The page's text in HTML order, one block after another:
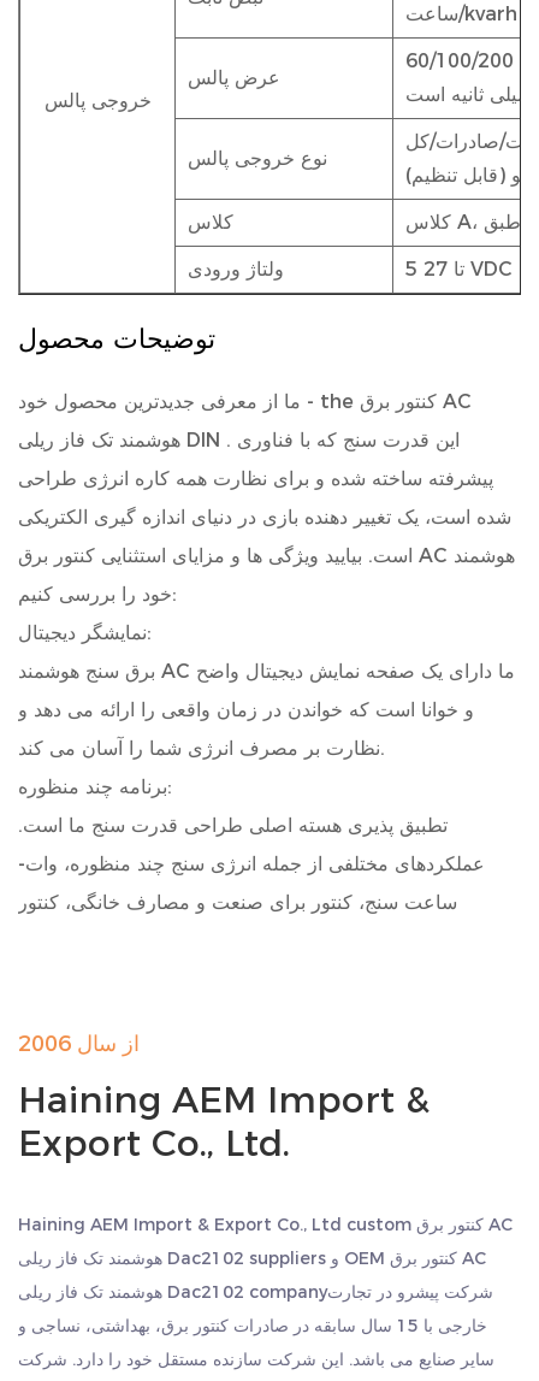
خروجی پالس
عرض پالس
60/100/200 میلی ثانیه (قابل تنظیم)، پیش فرض 100
میلی ثانیه است
نوع خروجی پالس
صادرات/کل
(قابل تنظیم)
کلاس
ولتاژ ورودی 5 تا 27 VDC
توضیحات محصول
ما از معرفی جدیدترین محصول خود - the کنتور برق AC
هوشمند تک فاز ریلی DIN . این قدرت سنج که با فناوری
پیشرفته ساخته شده و برای نظارت همه کاره انرژی طراحی
شده است، یک تغییر دهنده بازی در دنیای اندازه گیری الکتریکی
است. بیایید ویژگی ها و مزایای استثنایی کنتور برق AC هوشمند
خود را بررسی کنیم:
نمایشگر دیجیتال:
برق سنج هوشمند AC ما دارای یک صفحه نمایش دیجیتال واضح
و خوانا است که خواندن در زمان واقعی را ارائه می دهد و
نظارت بر مصرف انرژی شما را آسان می کند.
برنامه چند منظوره:
تطبیق پذیری هسته اصلی طراحی قدرت سنج ما است.
عملکردهای مختلفی از جمله انرژی سنج چند منظوره، وات-
ساعت سنج، کنتور برای صنعت و مصارف خانگی، کنتور
نصب AC:
متر برق ما که برای نصب AC طراحی شده است، برای
اندازه‌گیری دقیق و کارآمد انرژی به طور یکپارچه در سیستم
قدرت هوشمندی را با متر برق AC هوشمند ما تجربه کنید. با
ویژگی‌های پیشرفته، به شما امکان می‌دهد به بینش‌های
ارزشمندی در مورد الگوهای مصرف انرژی خود دسترسی داشته
باشید و به شما این امکان را می‌دهد تا تصمیم‌گیری آگاهانه برای
از سال 2006
Haining AEM Import &
Export Co., Ltd.
Haining AEM Import & Export Co., Ltd custom کنتور برق AC
هوشمند تک فاز ریلی Dac2102 suppliers
OEM کنتور برق AC
هوشمند تک فاز ریلی Dac2102 companyشرکت پیشرو در تجارت
خارجی با 15 سال سابقه در صادرات کنتور برق، بهداشتی، نساجی و
سایر صنایع می باشد. این شرکت سازنده مستقل خود را دارد. شرکت